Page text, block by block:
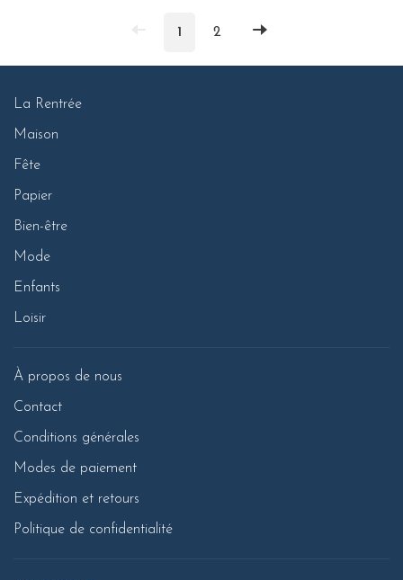
1 2
La Rentrée
Maison
Fête
Papier
Bien-être
Mode
Enfants
Loisir
À propos de nous
Contact
Conditions générales
Modes de paiement
Expédition et retours
Politique de confidentialité